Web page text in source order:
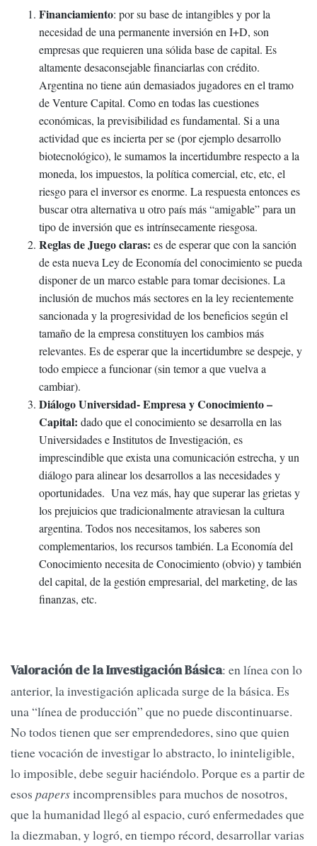
Financiamiento: por su base de intangibles y por la
necesidad de una permanente inversión en I+D, son
empresas que requieren una sólida base de capital. Es
altamente desaconsejable financiarlas con crédito.
Argentina no tiene aún demasiados jugadores en el tramo
de Venture Capital. Como en todas las cuestiones
económicas, la previsibilidad es fundamental. Si a una
actividad que es incierta per se (por ejemplo desarrollo
biotecnológico), le sumamos la incertidumbre respecto a la
moneda, los impuestos, la política comercial, etc, etc, el
riesgo para el inversor es enorme. La respuesta entonces es
buscar otra alternativa u otro país más “amigable” para un
tipo de inversión que es intrínsecamente riesgosa.
Reglas de Juego claras: es de esperar que con la sanción
de esta nueva Ley de Economía del conocimiento se pueda
disponer de un marco estable para tomar decisiones. La
inclusión de muchos más sectores en la ley recientemente
sancionada y la progresividad de los beneficios según el
tamaño de la empresa constituyen los cambios más
relevantes. Es de esperar que la incertidumbre se despeje, y
todo empiece a funcionar (sin temor a que vuelva a
cambiar).
Diálogo Universidad- Empresa y Conocimiento –
Capital: dado que el conocimiento se desarrolla en las
Universidades e Institutos de Investigación, es
imprescindible que exista una comunicación estrecha, y un
diálogo para alinear los desarrollos a las necesidades y
oportunidades. Una vez más, hay que superar las grietas y
los prejuicios que tradicionalmente atraviesan la cultura
argentina. Todos nos necesitamos, los saberes son
complementarios, los recursos también. La Economía del
Conocimiento necesita de Conocimiento (obvio) y también
del capital, de la gestión empresarial, del marketing, de las
finanzas, etc.
Valoración de la Investigación Básica: en línea con lo
anterior, la investigación aplicada surge de la básica. Es
una “línea de producción” que no puede discontinuarse.
No todos tienen que ser emprendedores, sino que quien
tiene vocación de investigar lo abstracto, lo ininteligible,
lo imposible, debe seguir haciéndolo. Porque es a partir de
esos papersincomprensibles para muchos de nosotros,
que la humanidad llegó al espacio, curó enfermedades que
la diezmaban, y logró, en tiempo récord, desarrollar varias